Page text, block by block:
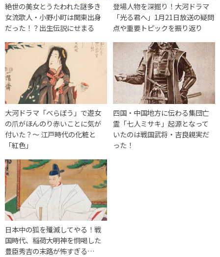
絶世の美女とうたわれた謎多き
女流歌人・小野小町は関東出身
だった！？出生伝説にせまる
登場人物を深掘り！大河ドラマ
「光る君へ」1月21日放送の疑問
点や重要トピックを振り返り
大河ドラマ「べらぼう」で遊女
の爪がほんのり赤いことに気が
付いた？〜 江戸時代の化粧と
「紅色」
四国・中国地方に伝わる集団亡
霊「七人ミサキ」起源となって
いたのは戦国武将・吉良親実だ
った！
日本中の狐を殲滅してやる！戦
国時代、稲荷大明神を恫喝した
豊臣秀吉の末路が怖すぎる…